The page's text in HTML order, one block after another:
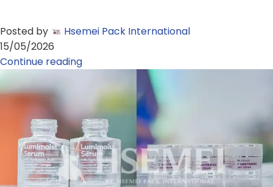
Posted by
Hsemei Pack International
15/05/2026
Continue reading